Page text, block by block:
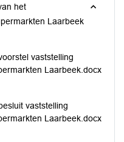
het
Laarbeek
vaststelling
Laarbeek.docx
vaststelling
Laarbeek.docx